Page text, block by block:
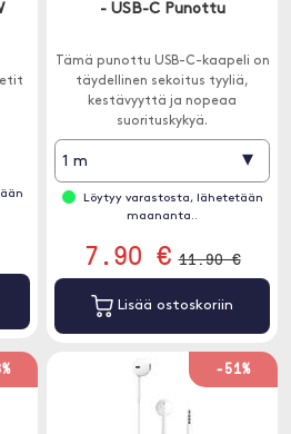
- USB-C Punottu
Tämä punottu USB-C-kaapeli on
täydellinen sekoitus tyyliä,
kestävyyttä ja nopeaa
suorituskykyä.
1 m ▾
Löytyy varastosta, lähetetään
maananta..
7.90 € 11.90 €
Lisää ostoskoriin
-51%